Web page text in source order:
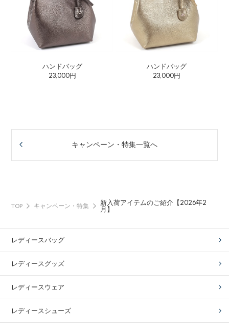
ハンドバッグ
23,000円
ハンドバッグ
23,000円
キャンペーン・特集一覧へ
TOP キャンペーン・特集
新入荷アイテムのご紹介【2026年2
月】
レディースバッグ
レディースグッズ
レディースウェア
レディースシューズ